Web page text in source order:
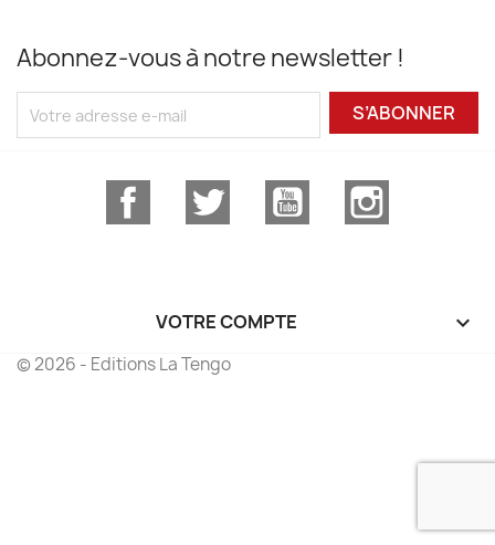
Abonnez-vous à notre newsletter !
S’ABONNER
Facebook Twitter YouTube
VOTRE COMPTE 
© 2026 - Editions La Tengo